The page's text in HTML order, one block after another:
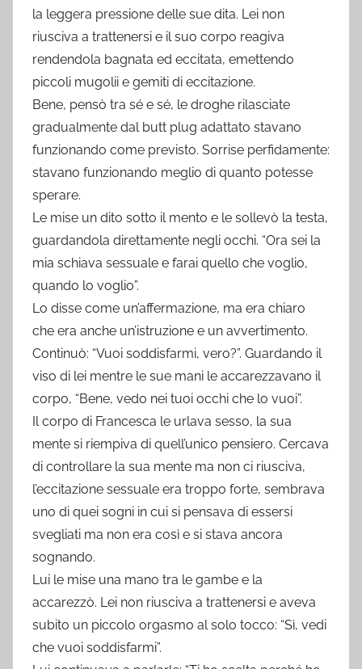
la leggera pressione delle sue dita. Lei non
riusciva a trattenersi e il suo corpo reagiva
rendendola bagnata ed eccitata, emettendo
piccoli mugolii e gemiti di eccitazione.
Bene, pensò tra sé e sé, le droghe rilasciate
gradualmente dal butt plug adattato stavano
funzionando come previsto. Sorrise perfidamente:
stavano funzionando meglio di quanto potesse
sperare.
Le mise un dito sotto il mento e le sollevò la testa,
guardandola direttamente negli occhi. “Ora sei la
mia schiava sessuale e farai quello che voglio,
quando lo voglio”.
Lo disse come un’affermazione, ma era chiaro
che era anche un’istruzione e un avvertimento.
Continuò: “Vuoi soddisfarmi, vero?”. Guardando il
viso di lei mentre le sue mani le accarezzavano il
corpo, “Bene, vedo nei tuoi occhi che lo vuoi”.
Il corpo di Francesca le urlava sesso, la sua
mente si riempiva di quell’unico pensiero. Cercava
di controllare la sua mente ma non ci riusciva,
l’eccitazione sessuale era troppo forte, sembrava
uno di quei sogni in cui si pensava di essersi
svegliati ma non era così e si stava ancora
sognando.
Lui le mise una mano tra le gambe e la
accarezzò. Lei non riusciva a trattenersi e aveva
subito un piccolo orgasmo al solo tocco: “Sì, vedi
che vuoi soddisfarmi”.